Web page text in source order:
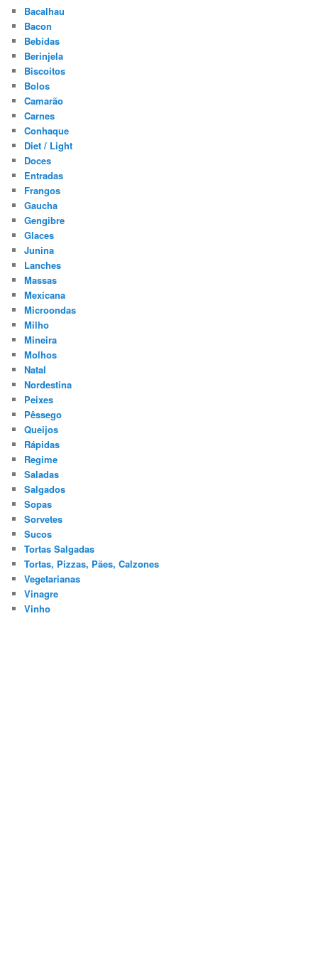
Bacalhau
Bacon
Bebidas
Berinjela
Biscoitos
Bolos
Camarão
Carnes
Conhaque
Diet / Light
Doces
Entradas
Frangos
Gaucha
Gengibre
Glaces
Junina
Lanches
Massas
Mexicana
Microondas
Milho
Mineira
Molhos
Natal
Nordestina
Peixes
Pêssego
Queijos
Rápidas
Regime
Saladas
Salgados
Sopas
Sorvetes
Sucos
Tortas Salgadas
Tortas, Pizzas, Pães, Calzones
Vegetarianas
Vinagre
Vinho